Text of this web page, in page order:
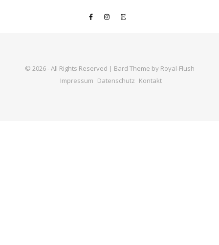
© 2026 - All Rights Reserved | Bard Theme by Royal-Flush
Impressum Datenschutz Kontakt